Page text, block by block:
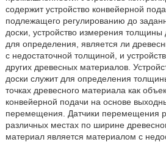
содержит устройство конвейерной
подлежащего регулированию до
доски, устройство измерения толщины
для определения, является ли
с недостаточной толщиной, и
других древесных материалов.
доски служит для определения
точках древесного материала как
конвейерной подачи на основе
перемещения. Датчики перемещения
различных местах по ширине
материал является материалом с